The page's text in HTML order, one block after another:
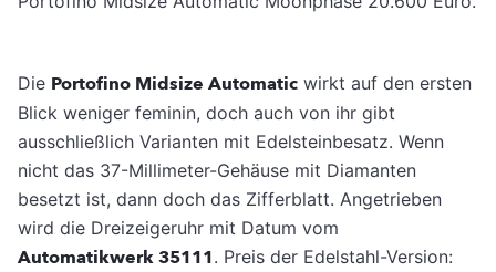
Die Portofino Midsize Automatic wirkt auf den ersten
Blick weniger feminin, doch auch von ihr gibt
ausschließlich Varianten mit Edelsteinbesatz. Wenn
nicht das 37-Millimeter-Gehäuse mit Diamanten
besetzt ist, dann doch das Zifferblatt. Angetrieben
wird die Dreizeigeruhr mit Datum vom
Automatikwerk 35111. Preis der Edelstahl-Version: